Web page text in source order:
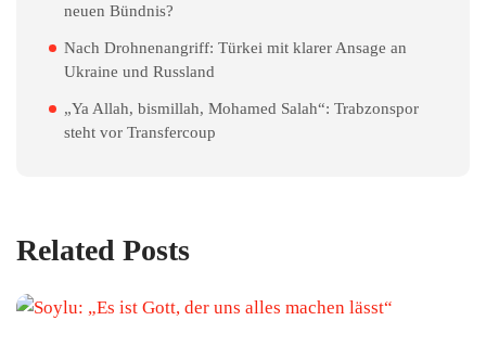
neuen Bündnis?
Nach Drohnenangriff: Türkei mit klarer Ansage an
Ukraine und Russland
„Ya Allah, bismillah, Mohamed Salah“: Trabzonspor
steht vor Transfercoup
Related Posts